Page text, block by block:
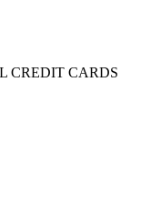
CREDIT CARDS